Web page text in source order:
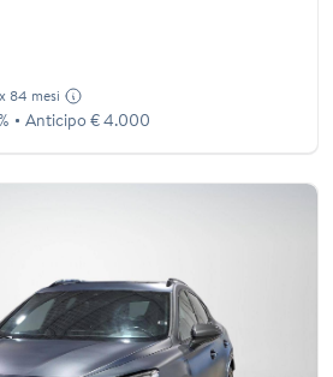
84 mesi
Anticipo € 4.000